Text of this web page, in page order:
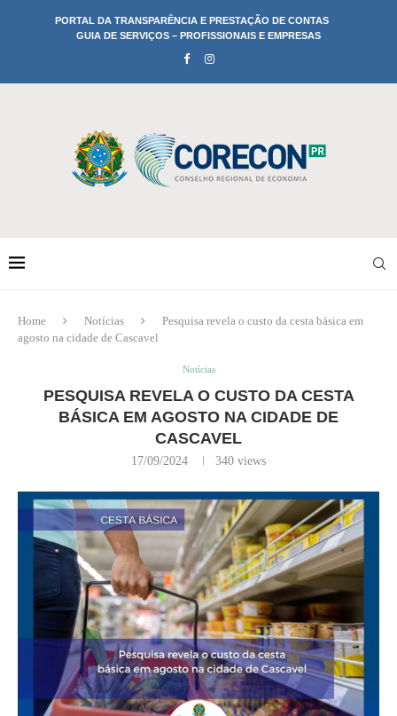
PORTAL DA TRANSPARÊNCIA E PRESTAÇÃO DE CONTAS
GUIA DE SERVIÇOS – PROFISSIONAIS E EMPRESAS
Home Notícias
Pesquisa revela o custo da cesta básica em
agosto na cidade de Cascavel
Notícias
PESQUISA REVELA O CUSTO DA CESTA
BÁSICA EM AGOSTO NA CIDADE DE
CASCAVEL
17/09/2024 340 views